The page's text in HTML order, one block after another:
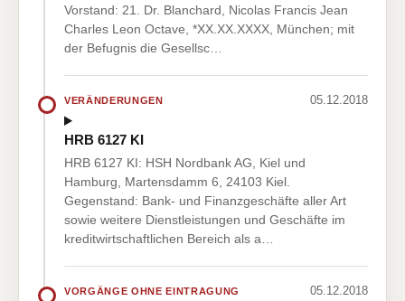
Vorstand: 21. Dr. Blanchard, Nicolas Francis Jean
Charles Leon Octave, *XX.XX.XXXX, München; mit
der Befugnis die Gesellsc…
VERÄNDERUNGEN 05.12.2018
HRB 6127 KI
HRB 6127 KI: HSH Nordbank AG, Kiel und
Hamburg, Martensdamm 6, 24103 Kiel.
Gegenstand: Bank- und Finanzgeschäfte aller Art
sowie weitere Dienstleistungen und Geschäfte im
kreditwirtschaftlichen Bereich als a…
VORGÄNGE OHNE EINTRAGUNG 05.12.2018